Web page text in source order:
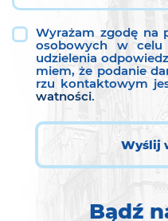
Wy­ra­żam zgodę na
oso­bo­wych w
udzie­le­nia
miem, że po­da­nie
rzu kon­tak­to­wym
wat­no­ści.
Wyślij
Bądź